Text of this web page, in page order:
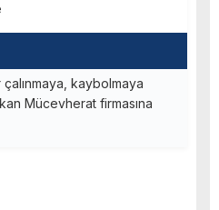
kaybolmaya
Mücevherat firmasına